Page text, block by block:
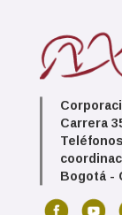
Carrera
Bogotá -